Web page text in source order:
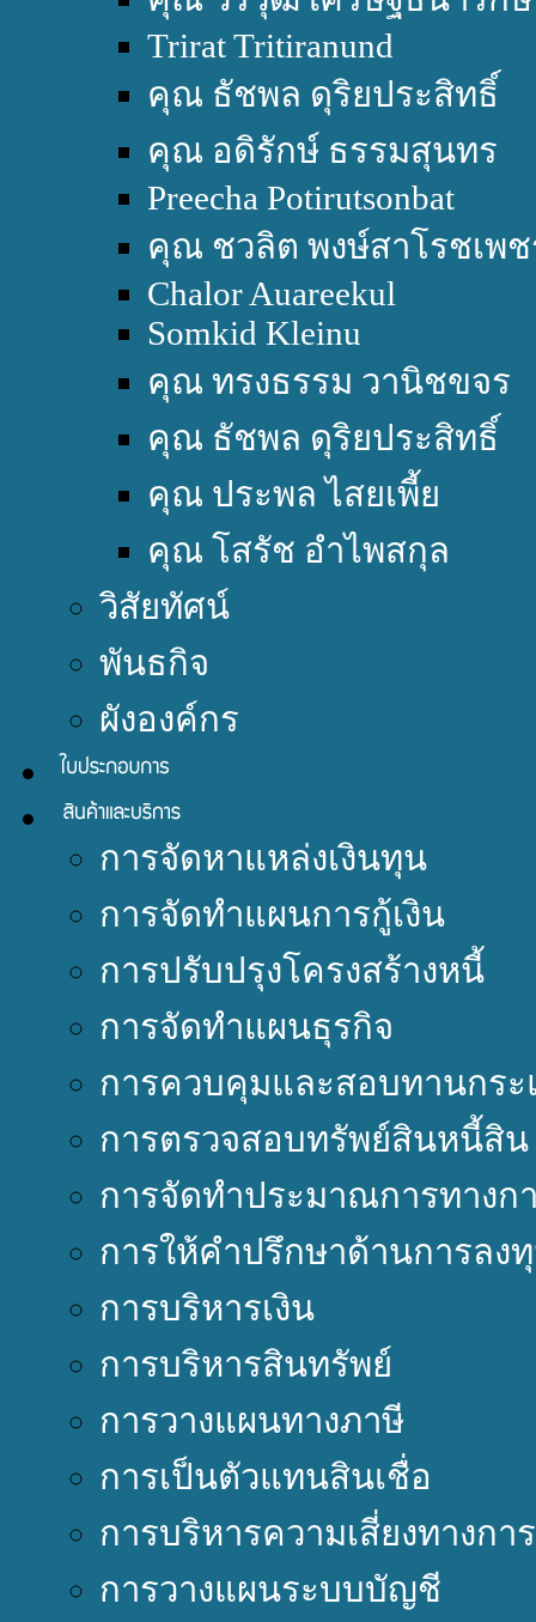
Trirat Tritiranund
คุณ ธัชพล ดุริยประสิทธิ์
คุณ อดิรักษ์ ธรรมสุนทร
Preecha Potirutsonbat
คุณ ชวลิต พงษ์สาโรชเพ
Chalor Auareekul
Somkid Kleinu
คุณ ทรงธรรม วานิชขจร
คุณ ธัชพล ดุริยประสิทธิ์
คุณ ประพล ไสยเพี้ย
คุณ โสรัช อำไพสกุล
วิสัยทัศน์
พันธกิจ
ผังองค์กร
การจัดหาแหล่งเงินทุน
การจัดทำแผนการกู้เงิน
การปรับปรุงโครงสร้างหนี้
การจัดทำแผนธุรกิจ
การควบคุมและสอบทานกระ
การตรวจสอบทรัพย์สินหนี้สิน
การจัดทำประมาณการทางก
การให้คำปรึกษาด้านการลง
การบริหารเงิน
การบริหารสินทรัพย์
การวางแผนทางภาษี
การเป็นตัวแทนสินเชื่อ
การบริหารความเสี่ยงทางกา
การวางแผนระบบบัญชี